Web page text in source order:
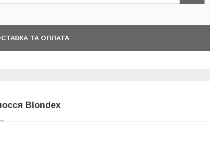
ТА ОПЛАТА
Blondex